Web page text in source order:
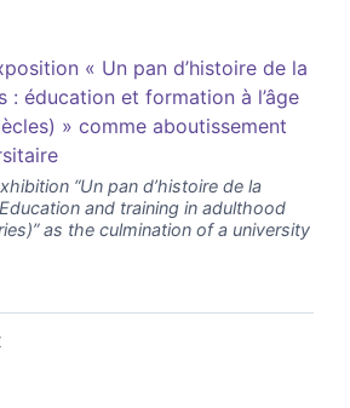
« Un pan d’histoire de la
: éducation et formation à l’âge
» comme aboutissement
“Un pan d’histoire de la
and training in adulthood
as the culmination of a university